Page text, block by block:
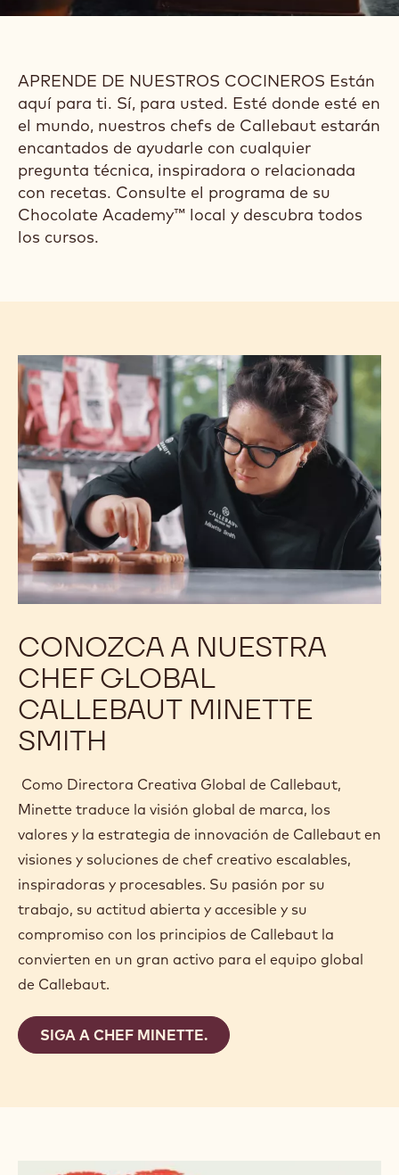
APRENDE DE NUESTROS COCINEROS Están
aquí para ti. Sí, para usted. Esté donde esté en
el mundo, nuestros chefs de Callebaut estarán
encantados de ayudarle con cualquier
pregunta técnica, inspiradora o relacionada
con recetas. Consulte el programa de su
Chocolate Academy™ local y descubra todos
los cursos.
CONOZCA A NUESTRA
CHEF GLOBAL
CALLEBAUT MINETTE
SMITH
Como Directora Creativa Global de Callebaut,
Minette traduce la visión global de marca, los
valores y la estrategia de innovación de Callebaut en
visiones y soluciones de chef creativo escalables,
inspiradoras y procesables. Su pasión por su
trabajo, su actitud abierta y accesible y su
compromiso con los principios de Callebaut la
convierten en un gran activo para el equipo global
de Callebaut.
SIGA A CHEF MINETTE.
LEER